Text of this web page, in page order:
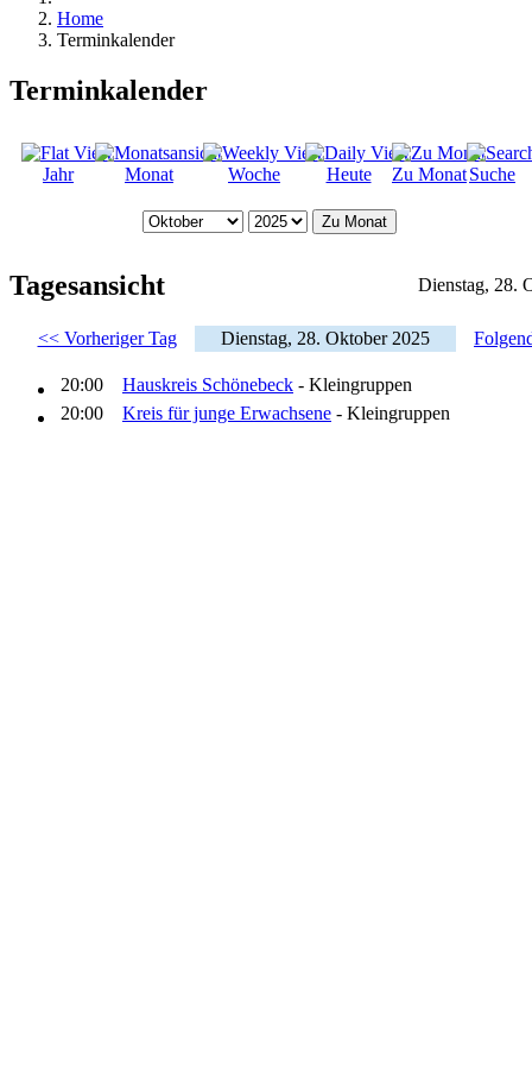
Home
Terminkalender
Terminkalender
Jahr Monat Woche Heute Zu MonatSuche
Zu Monat
Tagesansicht Dienstag, 28.
<< Vorheriger Tag Dienstag, 28. Oktober 2025
20:00 Hauskreis Schönebeck - Kleingruppen
20:00 Kreis für junge Erwachsene - Kleingruppen